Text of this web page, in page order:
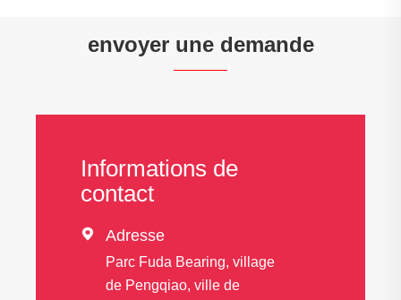
envoyer une demande
Informations de
contact
 Adresse
Parc Fuda Bearing, village
de Pengqiao, ville de